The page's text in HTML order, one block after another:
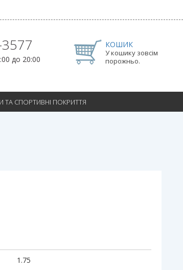
до 20:00
КОШИК
У кошику зовсім
порожньо.
ТА СПОРТИВНІ ПОКРИТТЯ
1.75